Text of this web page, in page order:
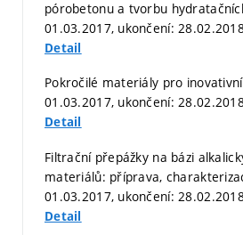
pórobetonu a tvorbu
01.03.2017, ukončení: 28.02.2018
Detail
Pokročilé materiály pro
01.03.2017, ukončení: 28.02.2018
Detail
Filtrační přepážky na bázi
materiálů: příprava,
01.03.2017, ukončení: 28.02.2018
Detail